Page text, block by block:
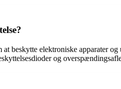
at beskytte elektroniske apparater
og